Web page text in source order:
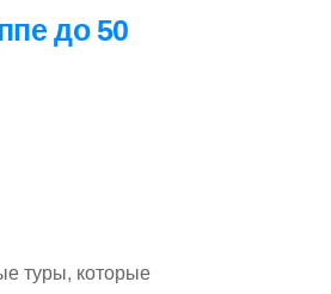
до 50
туры, которые